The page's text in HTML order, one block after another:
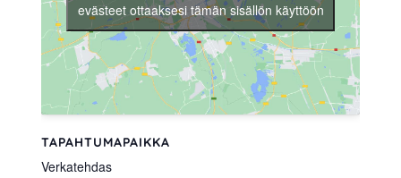
TAPAHTUMAPAIKKA
Verkatehdas
evästeet ottaaksesi tämän sisällön käyttöön